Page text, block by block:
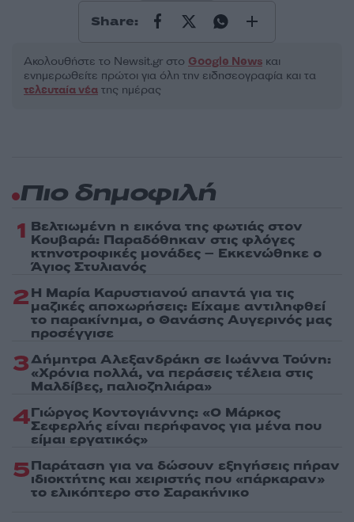
Share:
Ακολουθήστε το Νewsit.gr στο Google News και
ενημερωθείτε πρώτοι για όλη την ειδησεογραφία και τα
τελευταία νέα της ημέρας
Πιο δημοφιλή
1 Βελτιωμένη η εικόνα της φωτιάς στον
Κουβαρά: Παραδόθηκαν στις φλόγες
κτηνοτροφικές μονάδες – Εκκενώθηκε ο
Άγιος Στυλιανός
2Η Μαρία Καρυστιανού απαντά για τις
μαζικές αποχωρήσεις: Είχαμε αντιληφθεί
το παρακίνημα, ο Θανάσης Αυγερινός μας
προσέγγισε
3Δήμητρα Αλεξανδράκη σε Ιωάννα Τούνη:
«Χρόνια πολλά, να περάσεις τέλεια στις
Μαλδίβες, παλιοζηλιάρα»
4Γιώργος Κοντογιάννης: «Ο Μάρκος
Σεφερλής είναι περήφανος για μένα που
είμαι εργατικός»
5Παράταση για να δώσουν εξηγήσεις πήραν
ιδιοκτήτης και χειριστής που «πάρκαραν»
το ελικόπτερο στο Σαρακήνικο